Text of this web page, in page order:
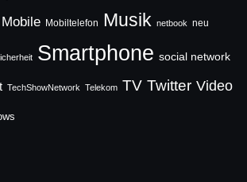
Mobile Mobiltelefon Musik netbook neu
Smartphone social network
TechShowNetwork Telekom TV Twitter Video